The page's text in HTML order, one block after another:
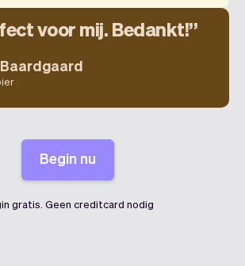
voor mij. Bedankt!
Begin nu
gratis. Geen creditcard nodig